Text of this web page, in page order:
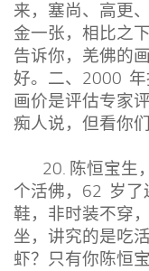
来，塞尚、高更
金一张，相比之
告诉你，羌佛的
好。二、2000 年
画价是评估专家
痴人说，但看你
20. 陈恒宝生
个活佛，62 岁了
鞋，非时装不穿
坐，讲究的是吃
虾？只有你陈恒